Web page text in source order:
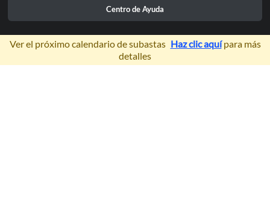
Centro de Ayuda
×
Ver el próximo calendario de subastas Haz clic aquípara más
detalles